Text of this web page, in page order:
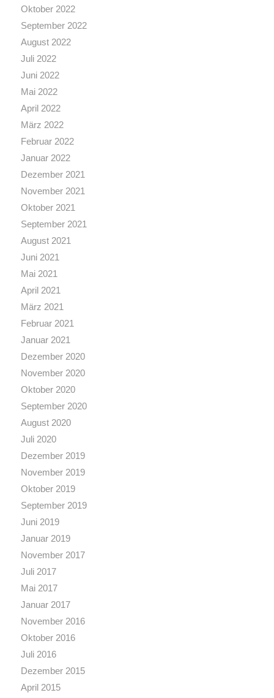
Oktober 2022
September 2022
August 2022
Juli 2022
Juni 2022
Mai 2022
April 2022
März 2022
Februar 2022
Januar 2022
Dezember 2021
November 2021
Oktober 2021
September 2021
August 2021
Juni 2021
Mai 2021
April 2021
März 2021
Februar 2021
Januar 2021
Dezember 2020
November 2020
Oktober 2020
September 2020
August 2020
Juli 2020
Dezember 2019
November 2019
Oktober 2019
September 2019
Juni 2019
Januar 2019
November 2017
Juli 2017
Mai 2017
Januar 2017
November 2016
Oktober 2016
Juli 2016
Dezember 2015
April 2015